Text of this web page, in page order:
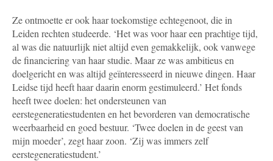
Ze ontmoette er ook haar toekomstige echtegenoot, die in
Leiden rechten studeerde. ‘Het was voor haar een prachtige tijd,
al was die natuurlijk niet altijd even gemakkelijk, ook vanwege
de financiering van haar studie. Maar ze was ambitieus en
doelgericht en was altijd geïnteresseerd in nieuwe dingen. Haar
Leidse tijd heeft haar daarin enorm gestimuleerd.’ Het fonds
heeft twee doelen: het ondersteunen van
eerstegeneratiestudenten en het bevorderen van democratische
weerbaarheid en goed bestuur. ‘Twee doelen in de geest van
mijn moeder’, zegt haar zoon. ‘Zij was immers zelf
eerstegeneratiestudent.’